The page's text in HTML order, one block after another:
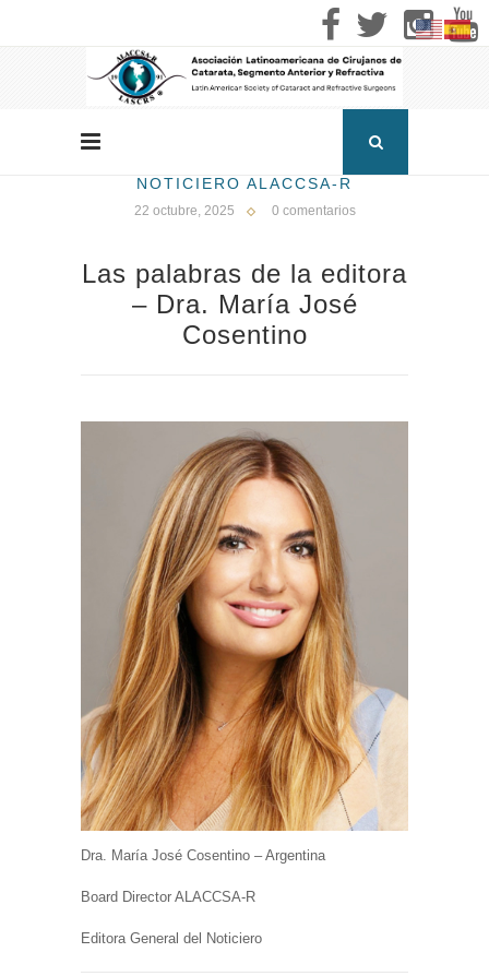
NOTICIERO ALACCSA-R
22 octubre, 2025 0 comentarios
Las palabras de la editora
– Dra. María José
Cosentino
Dra. María José Cosentino – Argentina
Board Director ALACCSA-R
Editora General del Noticiero